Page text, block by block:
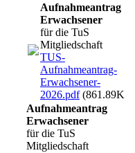
Aufnahmeantrag
Erwachsener
für die TuS
Mitgliedschaft
TUS-
Aufnahmeantrag-
Erwachsener-
2026.pdf(861.89KB)
Aufnahmeantrag
Erwachsener
für die TuS
Mitgliedschaft